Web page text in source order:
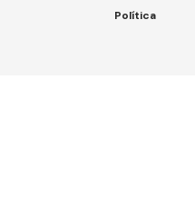
Política